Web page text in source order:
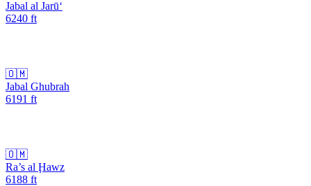
Jabal al Jarū‘
6240 ft
🇴🇲
Jabal Ghubrah
6191 ft
🇴🇲
Ra’s al Ḩawz
6188 ft